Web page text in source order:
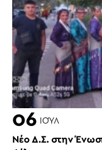
06 ΙΟΎΛ
Νέο Δ.Σ. στην